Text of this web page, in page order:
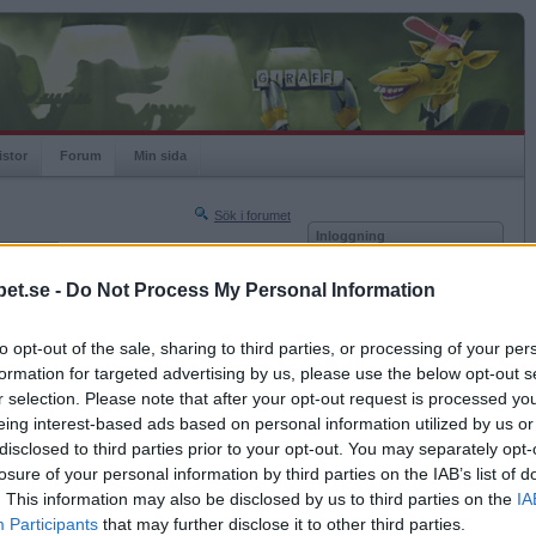
- Do Not Process My Personal Information
opt-out of the sale, sharing to third parties, or processing of your
for targeted advertising by us, please use the below opt-out
selection. Please note that after your opt-out request is processed
interest-based ads based on personal information utilized by us
to third parties prior to your opt-out. You may separately
of your personal information by third parties on the IAB’s list of
This information may also be disclosed by us to third parties on the
Participants that may further disclose it to other third parties.
Forum Min sida
Sök i forumet
Nästa sida »
2010-11-29 22:30
Inloggning
Kom ihåg mig
Glömt ditt lösenord?
Få ny aktiveringslänk
Betapet är gratis!